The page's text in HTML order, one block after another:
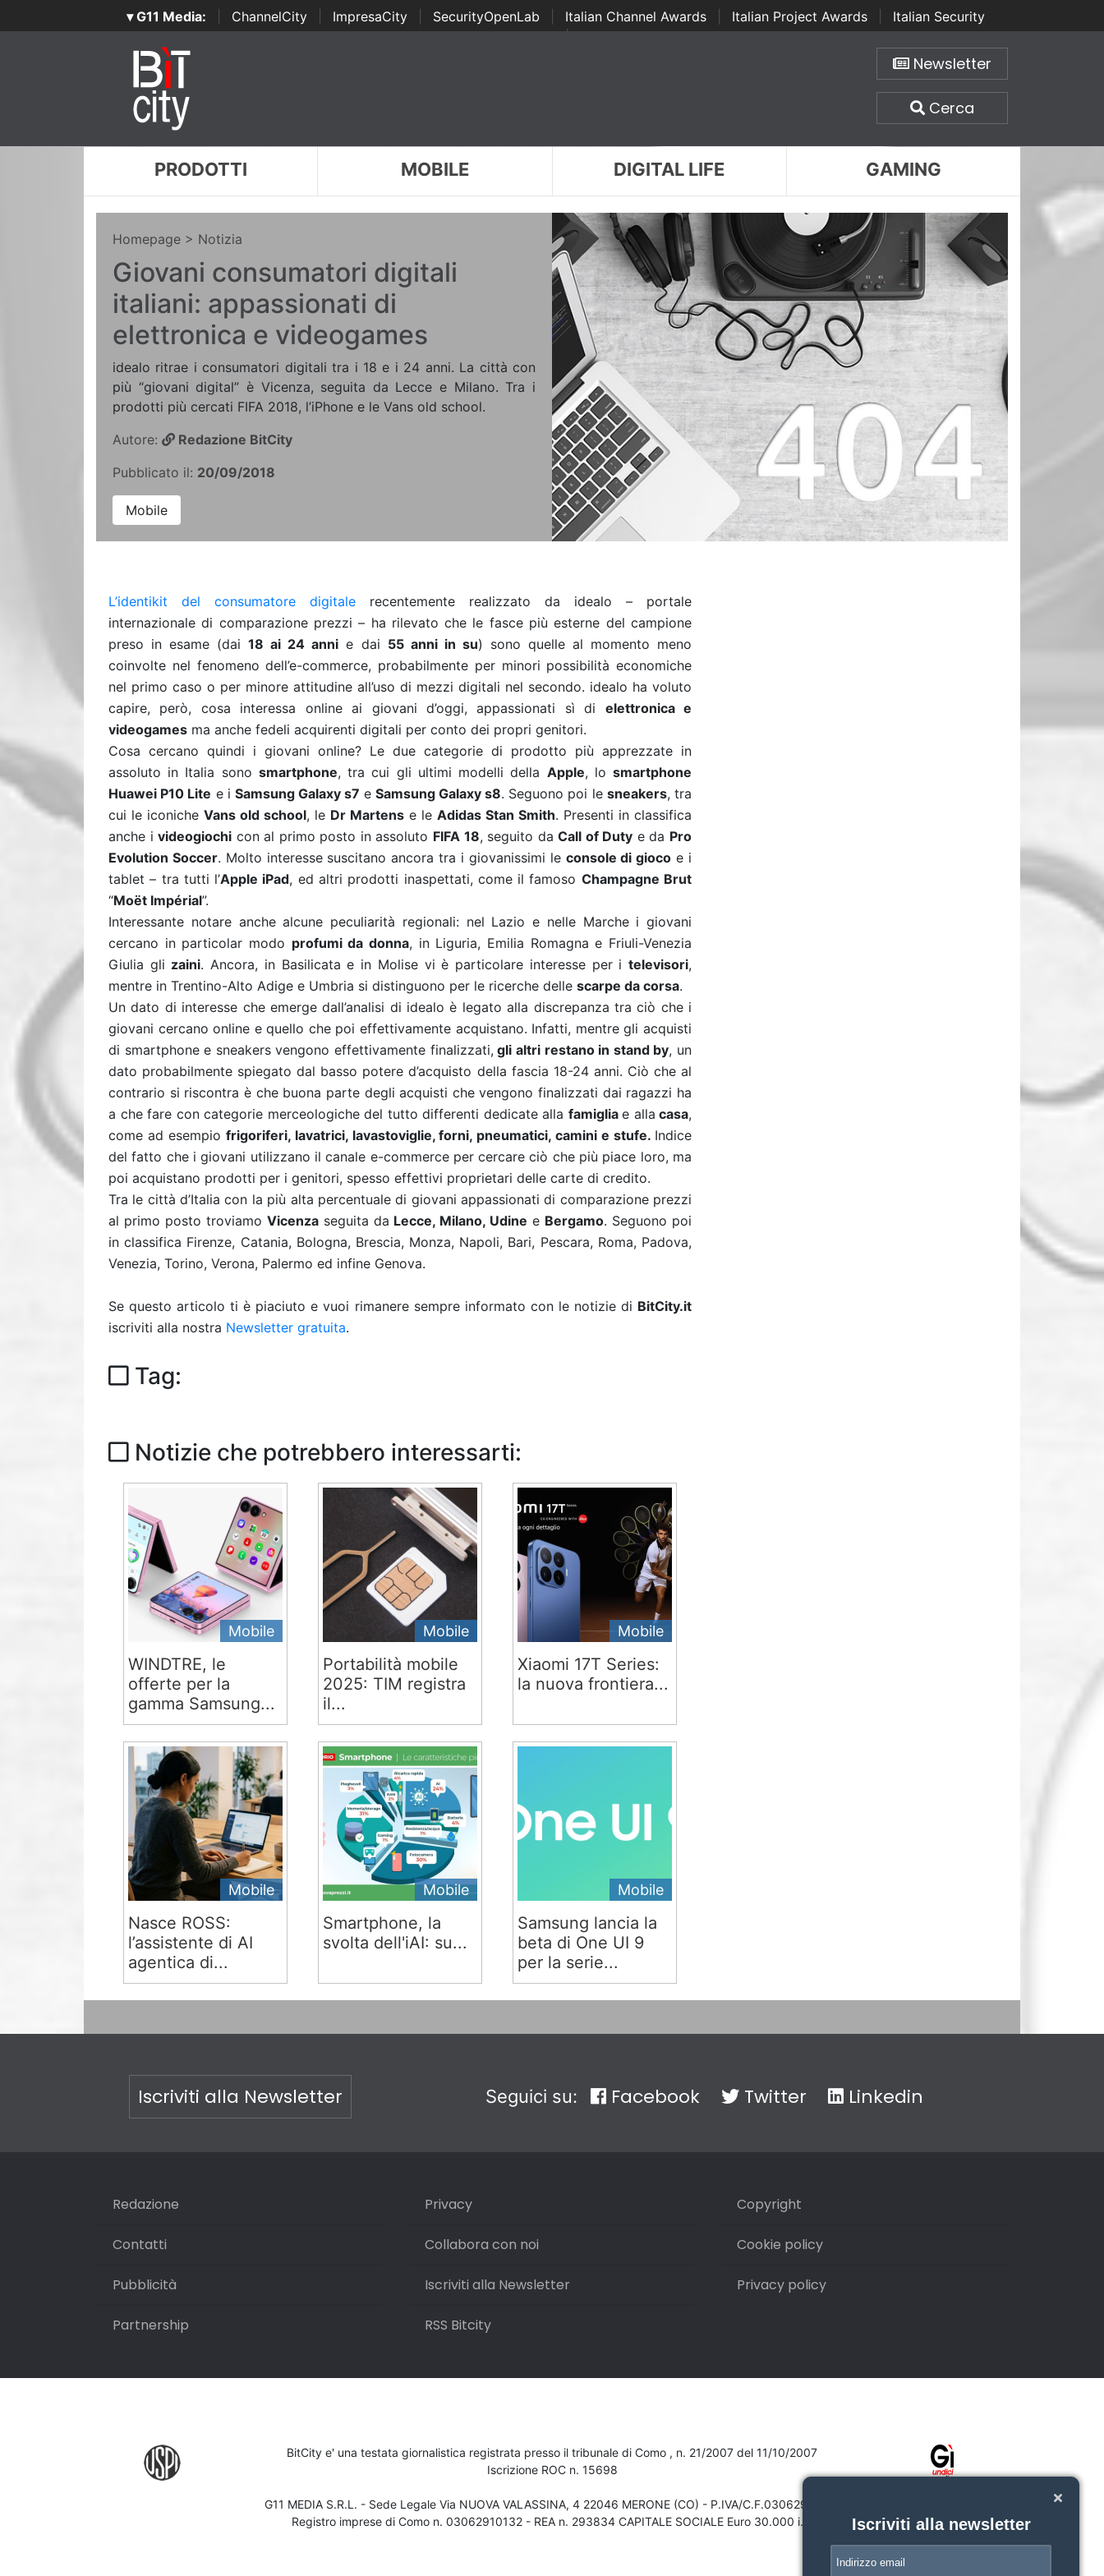
▾ G11 Media: ChannelCity ImpresaCity SecurityOpenLab Italian Channel Awards Italian Project Awards
Italian Security
Awards | ...
Newsletter
Cerca
PRODOTTI MOBILE DIGITAL LIFE GAMING
Homepage > Notizia
Giovani consumatori digitali
italiani: appassionati di
elettronica e videogames
idealo ritrae i consumatori digitali tra i 18 e i 24 anni. La città con
più “giovani digital” è Vicenza, seguita da Lecce e Milano. Tra i
prodotti più cercati FIFA 2018, l’iPhone e le Vans old school.
Autore:
Redazione BitCity
Pubblicato il: 20/09/2018
Mobile
L’identikit del consumatore digitale recentemente realizzato da idealo – portale
internazionale di comparazione prezzi – ha rilevato che le fasce più esterne del campione
preso in esame (dai18 ai 24 anni e dai 55 anni in su) sono quelle al momento meno
coinvolte nel fenomeno dell’e-commerce, probabilmente per minori possibilità economiche
nel primo caso o per minore attitudine all’uso di mezzi digitali nel secondo. idealo ha voluto
capire, però, cosa interessa online ai giovani d’oggi, appassionati sì di elettronica e
videogames ma anche fedeli acquirenti digitali per conto dei propri genitori.
Cosa cercano quindi i giovani online? Le due categorie di prodotto più apprezzate in
assoluto in Italia sono smartphone, tra cui gli ultimi modelli della Apple, losmartphone
Huawei P10 Lite e i Samsung Galaxy s7 e Samsung Galaxy s8. Seguono poi le sneakers, tra
cui le iconiche Vans old school, le Dr Martens e le Adidas Stan Smith. Presenti in classifica
anche ivideogiochi con al primo posto in assoluto FIFA 18, seguito daCall of Duty e da Pro
Evolution Soccer. Molto interesse suscitano ancora tra i giovanissimi le console di gioco e i
tablet – tra tutti l’Apple iPad, ed altri prodotti inaspettati, come il famoso Champagne Brut
“Moët Impérial”.
Interessante notare anche alcune peculiarità regionali: nel Lazio e nelle Marche i giovani
cercano in particolar modo profumi da donna, in Liguria, Emilia Romagna e Friuli-Venezia
Giulia gli zaini. Ancora, in Basilicata e in Molise vi è particolare interesse per itelevisori,
mentre in Trentino-Alto Adige e Umbria si distinguono per le ricerche delle scarpe da corsa.
Un dato di interesse che emerge dall’analisi di idealo è legato alla discrepanza tra ciò che i
giovani cercano online e quello che poi effettivamente acquistano. Infatti, mentre gli acquisti
di smartphone e sneakers vengono effettivamente finalizzati, gli altri restano in stand by, un
dato probabilmente spiegato dal basso potere d’acquisto della fascia 18-24 anni. Ciò che al
contrario si riscontra è che buona parte degli acquisti che vengono finalizzati dai ragazzi ha
a che fare con categorie merceologiche del tutto differenti dedicate alla famiglia e alla casa,
come ad esempio frigoriferi, lavatrici, lavastoviglie, forni, pneumatici, camini e stufe. Indice
del fatto che i giovani utilizzano il canale e-commerce per cercare ciò che più piace loro, ma
poi acquistano prodotti per i genitori, spesso effettivi proprietari delle carte di credito.
Tra le città d’Italia con la più alta percentuale di giovani appassionati di comparazione prezzi
al primo posto troviamo Vicenza seguita da Lecce, Milano, Udine e Bergamo. Seguono poi
in classifica Firenze, Catania, Bologna, Brescia, Monza, Napoli, Bari, Pescara, Roma, Padova,
Venezia, Torino, Verona, Palermo ed infine Genova.
Se questo articolo ti è piaciuto e vuoi rimanere sempre informato con le notizie di BitCity.it
iscriviti alla nostra Newsletter gratuita.
Tag:
Notizie che potrebbero interessarti:
Mobile
WINDTRE, le
offerte per la
gamma Samsung...
Mobile
Portabilità mobile
2025: TIM registra
il...
Mobile
Xiaomi 17T Series:
la nuova frontiera...
Mobile
Nasce ROSS:
l’assistente di AI
agentica di...
Mobile
Smartphone, la
svolta dell'iAI: su...
Mobile
Samsung lancia la
beta di One UI 9
per la serie...
Iscriviti alla Newsletter Seguici su: Facebook Twitter Linkedin
Redazione
Contatti
Pubblicità
Partnership
Privacy
Collabora con noi
Iscriviti alla Newsletter
RSS Bitcity
Copyright
Cookie policy
Privacy policy
BitCity e' una testata giornalistica registrata presso il tribunale di Como , n. 21/2007 del 11/10/2007
Iscrizione ROC n. 15698
G11 MEDIA S.R.L. - Sede Legale Via NUOVA VALASSINA, 4 22046 MERONE (CO) - P.IVA/C.F.03062910132
Registro imprese di Como n. 03062910132 - REA n. 293834 CAPITALE SOCIALE Euro 30.000 i.v.
Iscriviti alla newsletter